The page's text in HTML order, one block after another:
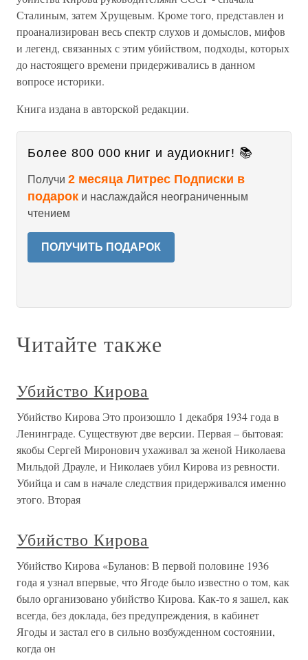
Сталиным, затем Хрущевым. Кроме того, представлен и
проанализирован весь спектр слухов и домыслов, мифов
и ле­генд, связанных с этим убийством, подходы, которых
до настоящего времени придерживались в данном
вопросе историки.
Книга издана в авторской редакции.
Более 800 000 книг и аудиокниг! 📚
Получи 2 месяца Литрес Подписки в
подарок и наслаждайся неограниченным
чтением
ПОЛУЧИТЬ ПОДАРОК
Читайте также
Убийство Кирова
Убийство Кирова Это произошло 1 декабря 1934 года в
Ленинграде. Существуют две версии. Первая – бытовая:
якобы Сергей Миронович ухаживал за женой Николаева
Мильдой Драуле, и Николаев убил Кирова из ревности.
Убийца и сам в начале следствия придерживался именно
этого. Вторая
Убийство Кирова
Убийство Кирова «Буланов: В первой половине 1936
года я узнал впервые, что Ягоде было известно о том, как
было организовано убийство Кирова. Как-то я зашел, как
всегда, без доклада, без предупреждения, в кабинет
Ягоды и застал его в сильно возбужденном состоянии,
когда он